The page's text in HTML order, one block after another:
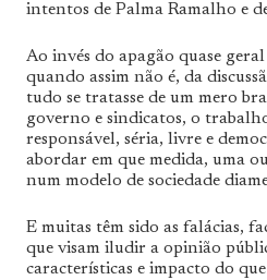
intentos de Palma Ramalho e
Ao invés do apagão quase
quando assim não é, da
tudo se tratasse de um mero
governo e sindicatos, o
responsável, séria, livre e
abordar em que medida, uma
num modelo de sociedade
E muitas têm sido as falácias,
que visam iludir a opinião
características e impacto do